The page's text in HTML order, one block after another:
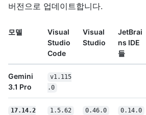
버전으로 업데이트합니다.
모델
Visual
Studio
Code
Visual
Studio
JetBrai
ns IDE
들
Gemini
3.1 Pro
v1.115
.0
17.14.2
1.5.62 0.46.0 0.14.0